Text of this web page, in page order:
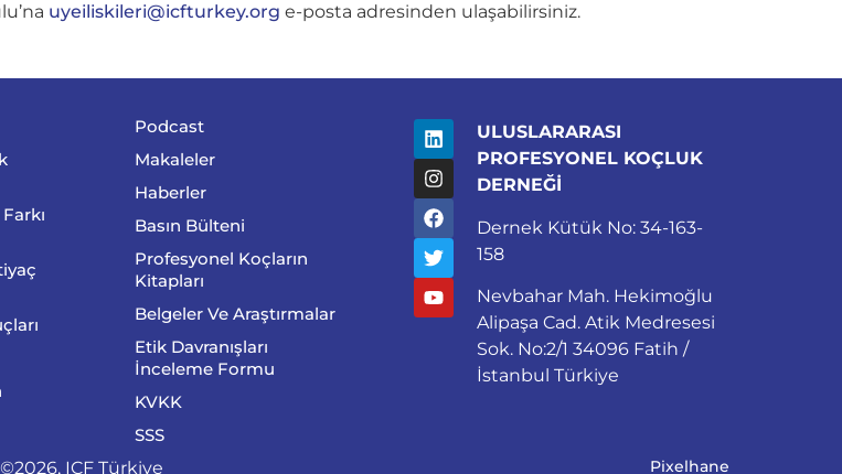
uyeiliskileri@icfturkey.org e-posta adresinden ulaşabilirsiniz.
Podcast
Makaleler
Haberler
Basın Bülteni
Profesyonel Koçların
Kitapları
Belgeler Ve Araştırmalar
Etik Davranışları
İnceleme Formu
KVKK
SSS
ULUSLARARASI
PROFESYONEL KOÇLUK
DERNEĞİ
Dernek Kütük No: 34-163-
158
Nevbahar Mah. Hekimoğlu
Alipaşa Cad. Atik Medresesi
Sok. No:2/1 34096 Fatih /
İstanbul Türkiye
©2026, ICF Türkiye Pixelhane